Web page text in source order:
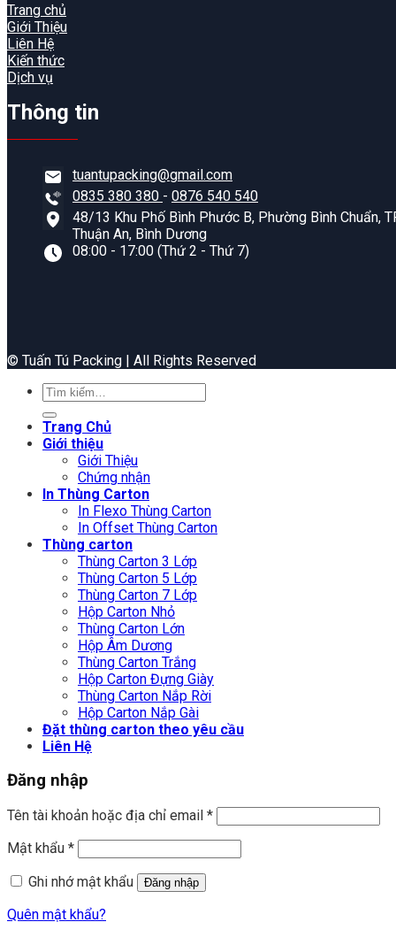
Trang chủ
Giới Thiệu
Liên Hệ
Kiến thức
Dịch vụ
Thông tin
tuantupacking@gmail.com
0835 380 380 - 0876 540 540
48/13 Khu Phố Bình Phước B, Phường Bình Chuẩn,
Thuận An, Bình Dương
08:00 - 17:00 (Thứ 2 - Thứ 7)
©️ Tuấn Tú Packing | All Rights Reserved
Tìm
kiếm:
Trang Chủ
Giới thiệu
Giới Thiệu
Chứng nhận
In Thùng Carton
In Flexo Thùng Carton
In Offset Thùng Carton
Thùng carton
Thùng Carton 3 Lớp
Thùng Carton 5 Lớp
Thùng Carton 7 Lớp
Hộp Carton Nhỏ
Thùng Carton Lớn
Hộp Âm Dương
Thùng Carton Trắng
Hộp Carton Đựng Giày
Thùng Carton Nắp Rời
Hộp Carton Nắp Gài
Đặt thùng carton theo yêu cầu
Liên Hệ
Đăng nhập
Tên tài khoản hoặc địa chỉ email *
Mật khẩu *
Ghi nhớ mật khẩu
Đăng nhập
Quên mật khẩu?